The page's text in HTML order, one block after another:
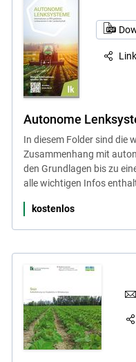
Autonome
In diesem Folder sind die
Zusammenhang mit
den Grundlagen bis zu
alle wichtigen Infos
kostenlos